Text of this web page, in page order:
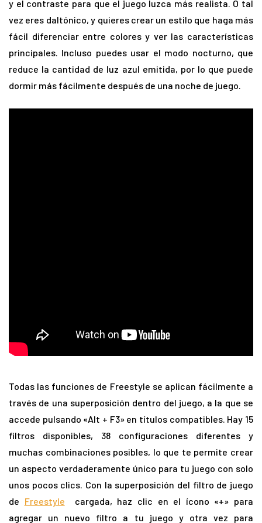
y el contraste para que el juego luzca más realista. O tal
vez eres daltónico, y quieres crear un estilo que haga más
fácil diferenciar entre colores y ver las características
principales. Incluso puedes usar el modo nocturno, que
reduce la cantidad de luz azul emitida, por lo que puede
dormir más fácilmente después de una noche de juego.
Todas las funciones de Freestyle se aplican fácilmente a
través de una superposición dentro del juego, a la que se
accede pulsando «Alt + F3» en títulos compatibles. Hay 15
filtros disponibles, 38 configuraciones diferentes y
muchas combinaciones posibles, lo que te permite crear
un aspecto verdaderamente único para tu juego con solo
unos pocos clics. Con la superposición del filtro de juego
de Freestyle cargada, haz clic en el ícono «+» para
agregar un nuevo filtro a tu juego y otra vez para